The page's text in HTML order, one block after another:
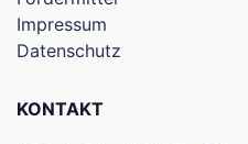
Impressum
Datenschutz
KONTAKT